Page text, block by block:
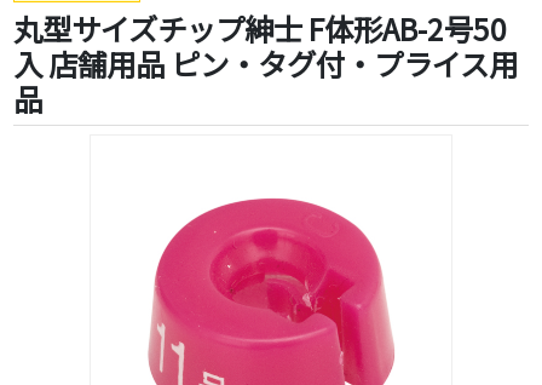
丸型サイズチップ紳士 F体形AB-2号50
入 店舗用品 ピン・タグ付・プライス用
品